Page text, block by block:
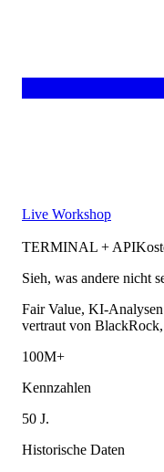
Live Workshop
TERMINAL + API
Sieh, was andere nicht
Fair Value, KI-
vertraut von
100M+
Kennzahlen
50 J.
Historische Daten